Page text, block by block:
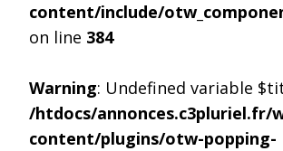
content/include/
on line 384
Warning: Undefined variable
/htdocs/annonces.c3pluriel.fr/
content/plugins/otw-popping-